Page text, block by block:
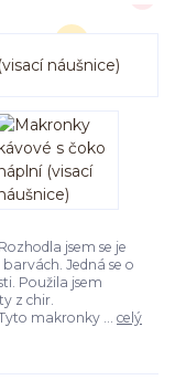
jsem se je
Jedná se o
Použila jsem
z chir.
makronky ... celý